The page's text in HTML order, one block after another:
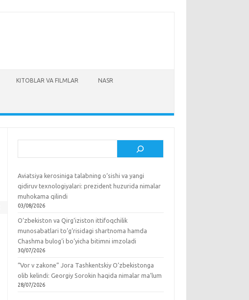
KITOBLAR VA FILMLAR NASR
Aviatsiya kerosiniga talabning o‘sishi va yangi
qidiruv texnologiyalari: prezident huzurida nimalar
muhokama qilindi
03/08/2026
O‘zbekiston va Qirg‘iziston ittifoqchilik
munosabatlari to‘g‘risidagi shartnoma hamda
Chashma bulog‘i bo‘yicha bitimni imzoladi
30/07/2026
“Vor v zakone” Jora Tashkentskiy O‘zbekistonga
olib kelindi: Georgiy Sorokin haqida nimalar ma’lum
28/07/2026